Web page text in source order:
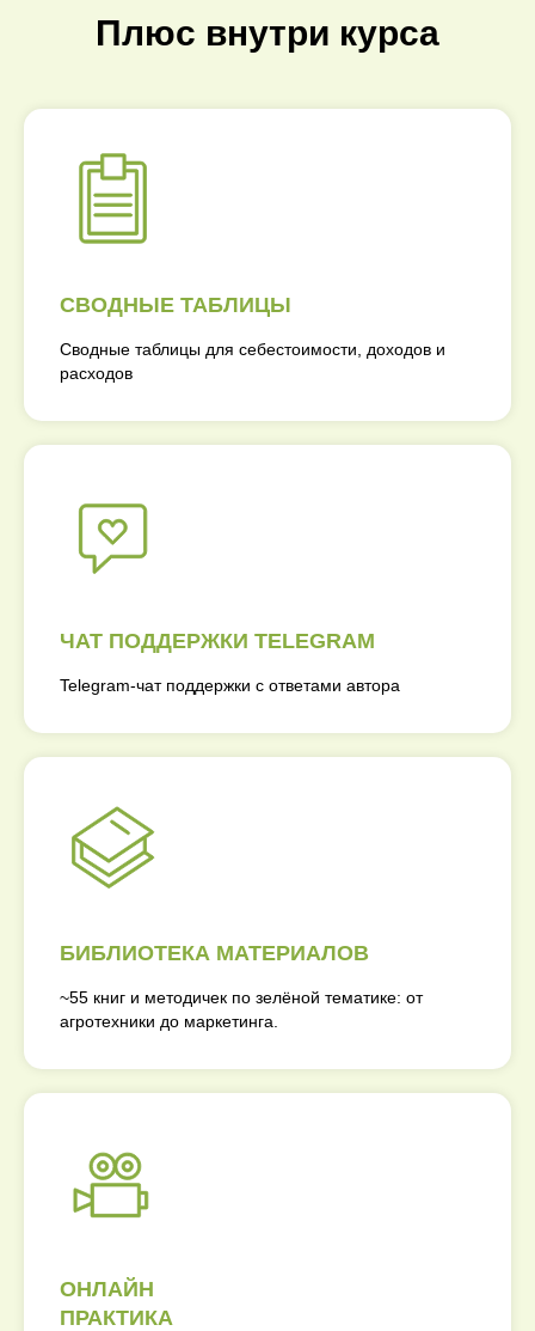
Плюс внутри курса
СВОДНЫЕ ТАБЛИЦЫ
Сводные таблицы для себестоимости, доходов и
расходов
ЧАТ ПОДДЕРЖКИ TELEGRAM
Telegram-чат поддержки с ответами автора
БИБЛИОТЕКА МАТЕРИАЛОВ
~55 книг и методичек по зелёной тематике: от
агротехники до маркетинга.
ОНЛАЙН
ПРАКТИКА